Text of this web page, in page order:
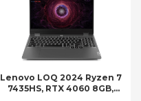
Lenovo LOQ 2024 Ryzen 7
7435HS, RTX 4060 8GB,